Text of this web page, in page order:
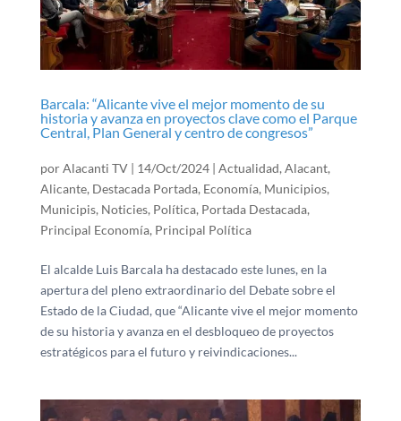
Barcala: “Alicante vive el mejor momento de su
historia y avanza en proyectos clave como el Parque
Central, Plan General y centro de congresos”
porAlacanti TV| 14/Oct/2024| Actualidad, Alacant,
Alicante, Destacada Portada, Economía, Municipios,
Municipis, Noticies, Política, Portada Destacada,
Principal Economía, Principal Política
El alcalde Luis Barcala ha destacado este lunes, en la
apertura del pleno extraordinario del Debate sobre el
Estado de la Ciudad, que “Alicante vive el mejor momento
de su historia y avanza en el desbloqueo de proyectos
estratégicos para el futuro y reivindicaciones...